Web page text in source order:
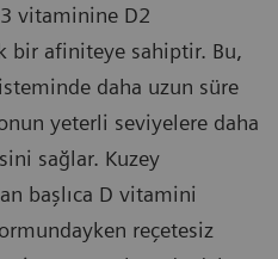
vitaminine D2
bir afiniteye sahiptir. Bu,
daha uzun süre
yeterli seviyelere daha
sağlar. Kuzey
başlıca D vitamini
reçetesiz